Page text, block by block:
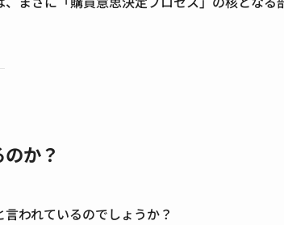
か？
われているのでしょうか？